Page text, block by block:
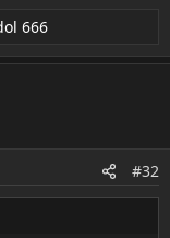
666
#32